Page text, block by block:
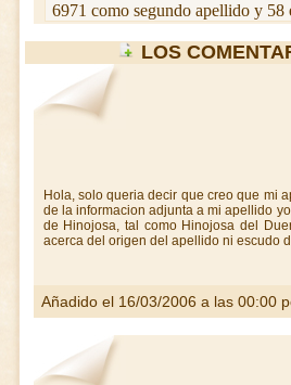
6971 como segundo apellido y 58
LOS
Hola, solo queria decir que creo que mi
de la informacion adjunta a mi apellido
de Hinojosa, tal como Hinojosa del
acerca del origen del apellido ni escudo
Añadido el 16/03/2006 a las 00:00